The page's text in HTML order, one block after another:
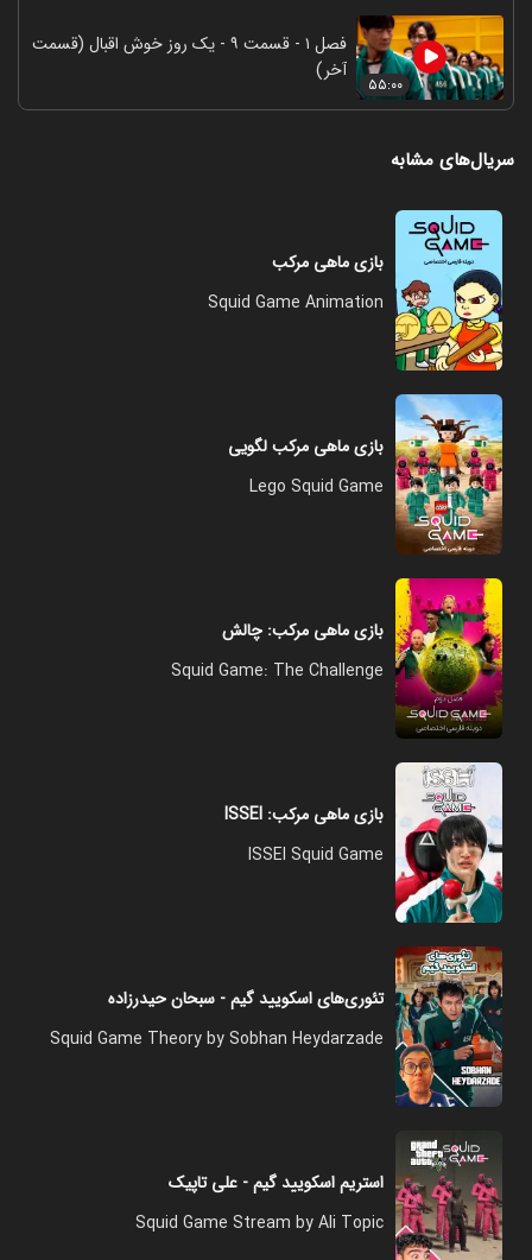
۵۵:۰۰
فصل ۱ - قسمت ۹ - یک روز خوش اقبال (قسمت
آخر)
سریال‌های مشابه
بازی ماهی مرکب
Squid Game Animation
بازی ماهی مرکب لگویی
Lego Squid Game
بازی ماهی مرکب: چالش
Squid Game: The Challenge
بازی ماهی مرکب: ISSEI
ISSEI Squid Game
تئوری‌های اسکویید گیم - سبحان حیدرزاده
Squid Game Theory by Sobhan Heydarzade
استریم اسکویید گیم - علی تاپیک
Squid Game Stream by Ali Topic